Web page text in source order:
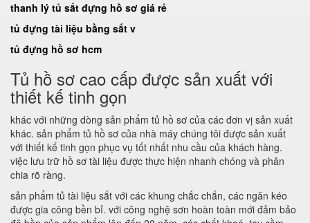
thanh lý tủ sắt đựng hồ sơ giá rẻ
tủ đựng tài liệu bằng sắt v
tủ đựng hồ sơ hcm
Tủ hồ sơ cao cấp được sản xuất với
thiết kế tinh gọn
khác với những dòng sản phẩm tủ hồ sơ của các đơn vị sản xuất
khác. sản phẩm tủ hồ sơ của nhà máy chúng tôi được sản xuất
với thiết kế tinh gọn phục vụ tốt nhất nhu cầu của khách hàng.
việc lưu trữ hồ sơ tài liệu được thực hiện nhanh chóng và phân
chia rõ ràng.
sản phẩm tủ tài liệu sắt với các khung chắc chắn, các ngăn kéo
được gia công bền bỉ. với công nghệ sơn hoàn toàn mới đảm bảo